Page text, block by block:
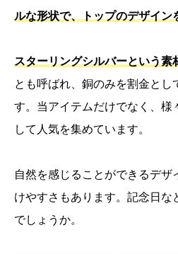
ルな形状で、トップのデザイン
スターリングシルバーという素
とも呼ばれ、銅のみを割金とし
す。当アイテムだけでなく、様
して人気を集めています。
自然を感じることができるデザ
けやすさもあります。記念日な
でしょうか。